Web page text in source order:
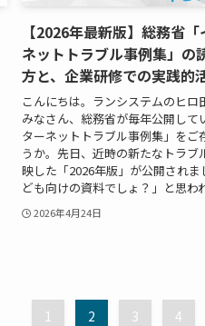
【2026年最新版】総務省
ネットトラブル事例集」の
方と、企業研修での実践的
こんにちは。ランシステムのヒロ
みなさん、総務省が毎年公開して
ターネットトラブル事例集」をご
うか。先日、近時の新たなトラブ
映した「2026年版」が公開されま
ども向けの資料でしょ？」と思わ
2026年4月24日
1 2 3 4